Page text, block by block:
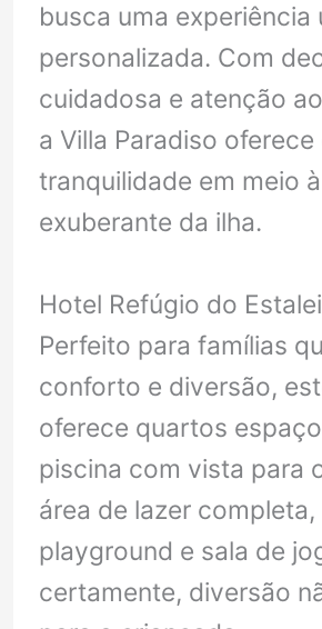
busca uma experiência
personalizada. Com
cuidadosa e atenção
a Villa Paradiso
tranquilidade em meio
exuberante da ilha.
Hotel Refúgio do
Perfeito para famílias
conforto e diversão,
oferece quartos
piscina com vista para
área de lazer
playground e sala de
certamente, diversão